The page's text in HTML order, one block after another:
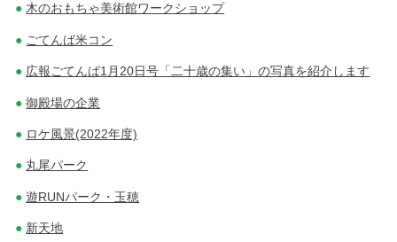
木のおもちゃ美術館ワークショップ
ごてんば米コン
広報ごてんば1月20日号「二十歳の集い」の写真を紹介します
御殿場の企業
ロケ風景(2022年度)
丸尾パーク
遊RUNパーク・玉穂
新天地